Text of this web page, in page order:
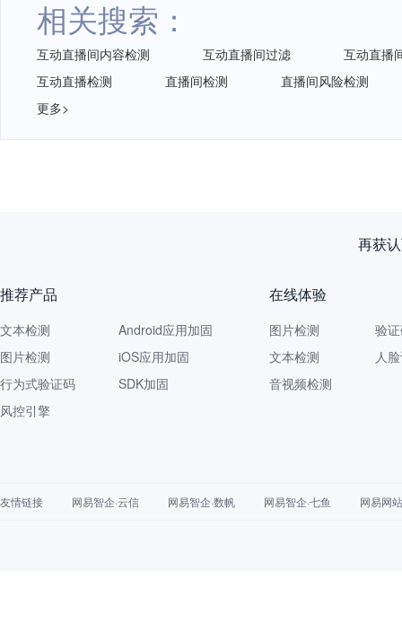
相关搜索：
互动直播间内容检测 互动直播间过滤
互动直播
互动直播检测
直播间检测
直播间风险检测
更多>
再获
推荐产品
文本检测
图片检测
行为式验证码
风控引擎
Android应用加固
iOS应用加固
SDK加固
在线体验
图片检测
文本检测
音视频检测
验
人
友情链接 网易智企·云信 网易智企·数帆 网易智企·七鱼 网易网